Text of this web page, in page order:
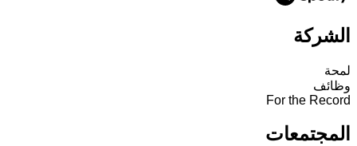
الشركة
لمحة
وظائف
For the Record
المجتمعات